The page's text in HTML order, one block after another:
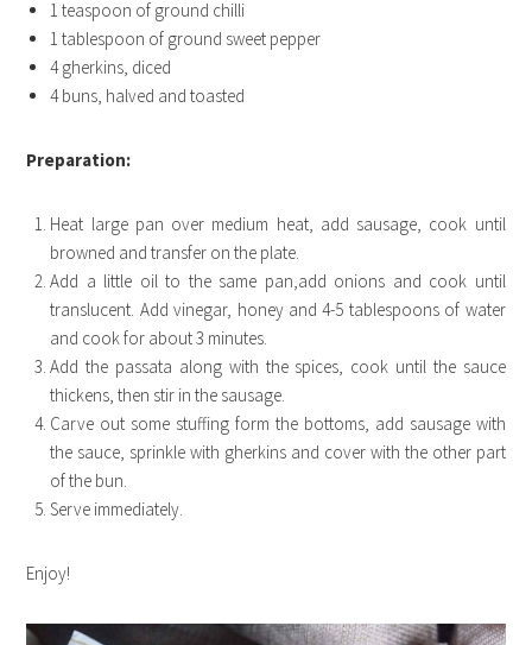
1 teaspoon of ground chilli
1 tablespoon of ground sweet pepper
4 gherkins, diced
4 buns, halved and toasted
Preparation:
Heat large pan over medium heat, add sausage, cook until
browned and transfer on the plate.
Add a little oil to the same pan,add onions and cook until
translucent. Add vinegar, honey and 4-5 tablespoons of water
and cook for about 3 minutes.
Add the passata along with the spices, cook until the sauce
thickens, then stir in the sausage.
Carve out some stuffing form the bottoms, add sausage with
the sauce, sprinkle with gherkins and cover with the other part
of the bun.
Serve immediately.
Enjoy!